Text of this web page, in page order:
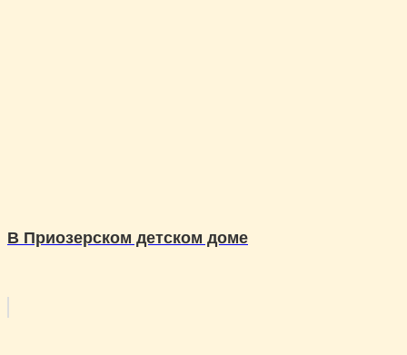
В Приозерском детском доме